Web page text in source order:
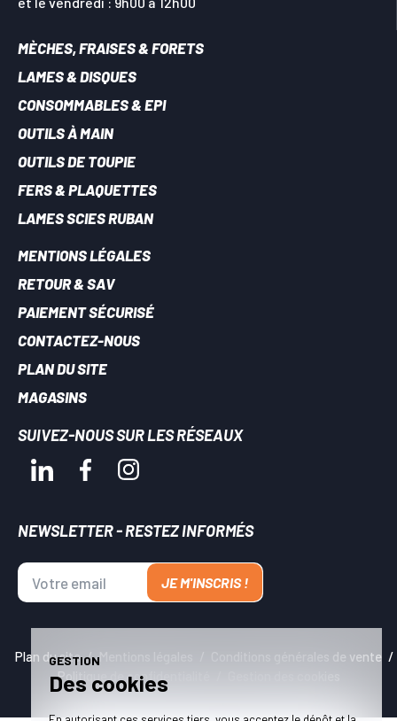
MÈCHES, FRAISES & FORETS
LAMES & DISQUES
CONSOMMABLES & EPI
OUTILS À MAIN
OUTILS DE TOUPIE
FERS & PLAQUETTES
LAMES SCIES RUBAN
MENTIONS LÉGALES
RETOUR & SAV
PAIEMENT SÉCURISÉ
CONTACTEZ-NOUS
PLAN DU SITE
MAGASINS
SUIVEZ-NOUS SUR LES RÉSEAUX
NEWSLETTER - RESTEZ INFORMÉS
JE M'INSCRIS !
Plan du site Mentions légales
Conditions générales de vente
Politique de confidentialité
GESTION
Des cookies